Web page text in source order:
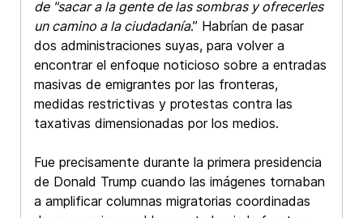
de "sacar a la gente de las sombras y ofrecerles
un camino a la ciudadanía.” Habrían de pasar
dos administraciones suyas, para volver a
encontrar el enfoque noticioso sobre a entradas
masivas de emigrantes por las fronteras,
medidas restrictivas y protestas contra las
taxativas dimensionadas por los medios.
Fue precisamente durante la primera presidencia
de Donald Trump cuando las imágenes tornaban
a amplificar columnas migratorias coordinadas